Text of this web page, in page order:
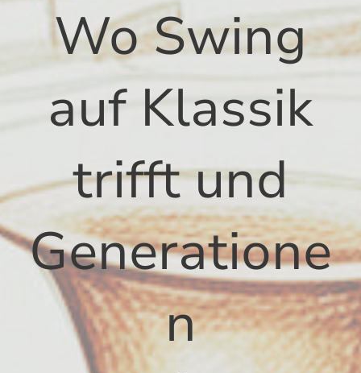
Wo Swing
auf Klassik
trifft und
Generatione
n